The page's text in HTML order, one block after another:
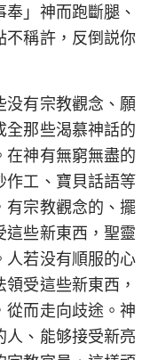
」神而跑斷腿、
不稱許，反倒説你
没有宗教觀念、願
全那些渴慕神話的
在神有無窮無盡的
作工、寶貝話語等
有宗教觀念的、擺
這些新東西，聖靈
人若没有順服的心
受這些新東西，
從而走向歧途。神
人、能够接受新亮